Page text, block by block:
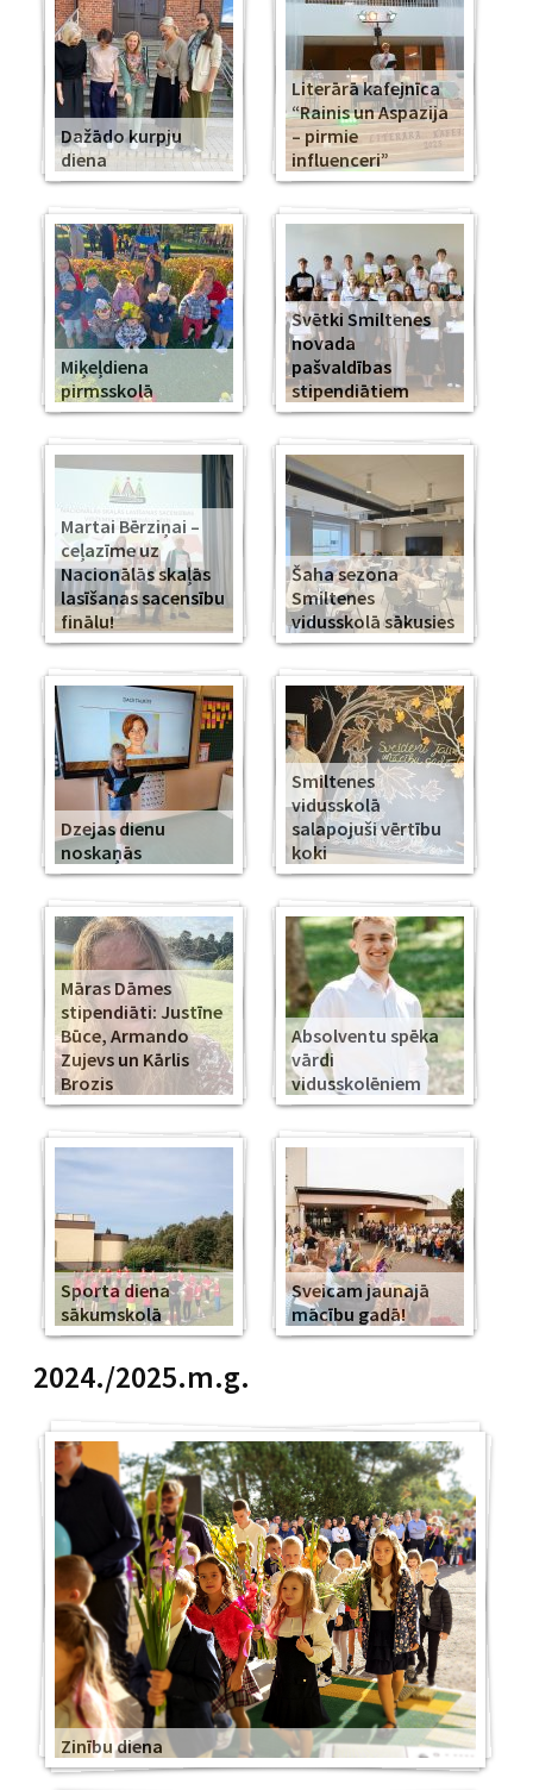
Dažādo kurpju
diena
Literārā kafejnīca
“Rainis un Aspazija
– pirmie
influenceri”
Miķeļdiena
pirmsskolā
Svētki Smiltenes
novada
pašvaldības
stipendiātiem
Martai Bērziņai –
ceļazīme uz
Nacionālās skaļās
lasīšanas sacensību
finālu!
Šaha sezona
Smiltenes
vidusskolā sākusies
Dzejas dienu
noskaņās
Smiltenes
vidusskolā
salapojuši vērtību
koki
Māras Dāmes
stipendiāti: Justīne
Būce, Armando
Zujevs un Kārlis
Brozis
Absolventu spēka
vārdi
vidusskolēniem
Sporta diena
sākumskolā
Sveicam jaunajā
mācību gadā!
2024./2025.m.g.
Zinību diena